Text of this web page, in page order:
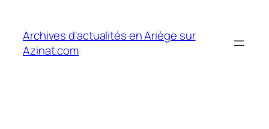
contenu
Archives d'actualités en Ariège sur
Azinat.com